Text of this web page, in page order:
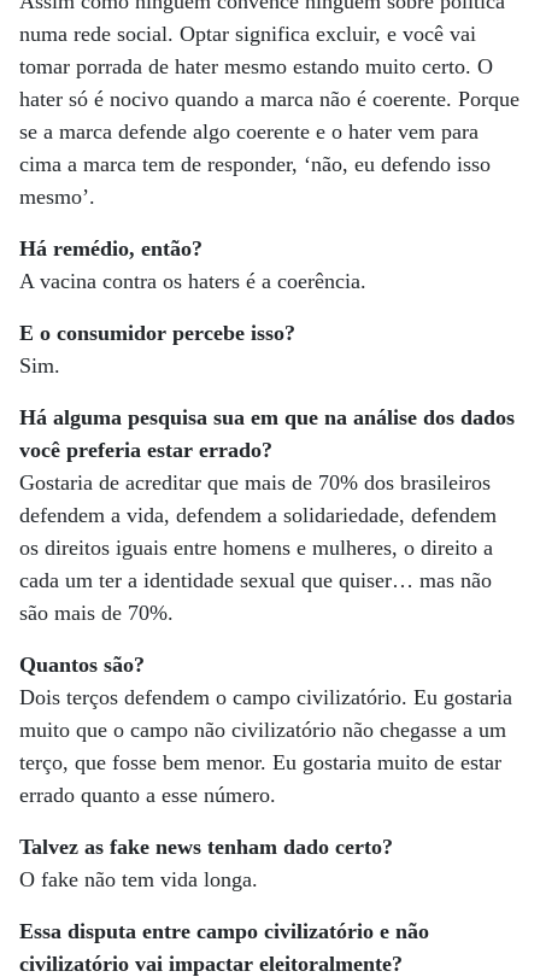
numa rede social. Optar significa excluir, e você vai
tomar porrada de hater mesmo estando muito certo. O
hater só é nocivo quando a marca não é coerente. Porque
se a marca defende algo coerente e o hater vem para
cima a marca tem de responder, ‘não, eu defendo isso
mesmo’.
Há remédio, então?
A vacina contra os haters é a coerência.
E o consumidor percebe isso?
Sim.
Há alguma pesquisa sua em que na análise dos dados
você preferia estar errado?
Gostaria de acreditar que mais de 70% dos brasileiros
defendem a vida, defendem a solidariedade, defendem
os direitos iguais entre homens e mulheres, o direito a
cada um ter a identidade sexual que quiser… mas não
são mais de 70%.
Quantos são?
Dois terços defendem o campo civilizatório. Eu gostaria
muito que o campo não civilizatório não chegasse a um
terço, que fosse bem menor. Eu gostaria muito de estar
errado quanto a esse número.
Talvez as fake news tenham dado certo?
O fake não tem vida longa.
Essa disputa entre campo civilizatório e não
civilizatório vai impactar eleitoralmente?